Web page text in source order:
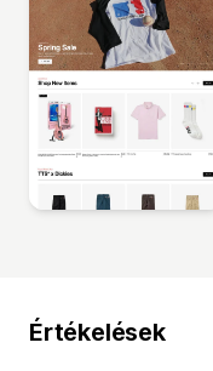
Értékelések